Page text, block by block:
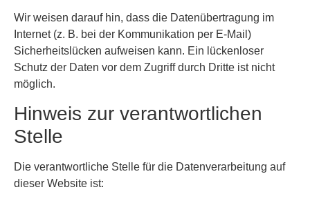
Wir weisen darauf hin, dass die Datenübertragung im
Internet (z. B. bei der Kommunikation per E-Mail)
Sicherheitslücken aufweisen kann. Ein lückenloser
Schutz der Daten vor dem Zugriff durch Dritte ist nicht
möglich.
Hinweis zur verantwortlichen
Stelle
Die verantwortliche Stelle für die Datenverarbeitung auf
dieser Website ist: